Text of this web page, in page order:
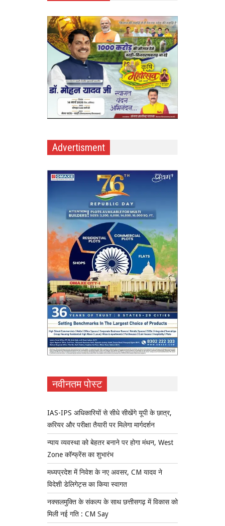
Advertisment
नवीनतम पोस्ट
IAS-IPS अधिकारियों से सीधे सीखेंगे यूपी के छात्र,
करियर और परीक्षा तैयारी पर मिलेगा मार्गदर्शन
न्याय व्यवस्था को बेहतर बनाने पर होगा मंथन, West
Zone कॉन्फ्रेंस का शुभारंभ
मध्यप्रदेश में निवेश के नए अवसर, CM यादव ने
विदेशी डेलिगेट्स का किया स्वागत
नक्सलमुक्ति के संकल्प के साथ छत्तीसगढ़ में विकास को
मिली नई गति : CM Say